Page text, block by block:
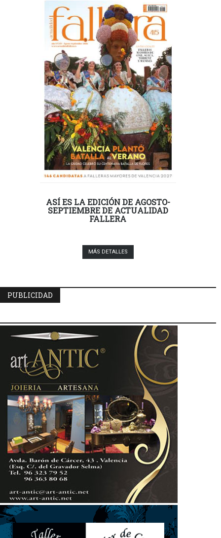
ASÍ ES LA EDICIÓN DE AGOSTO-
SEPTIEMBRE DE ACTUALIDAD
FALLERA
MÁS DETALLES
PUBLICIDAD